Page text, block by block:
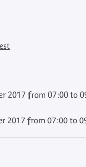
2017 from 07:00 to
2017 from 07:00 to